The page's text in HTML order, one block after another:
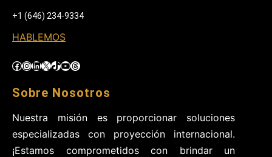
+1 (646) 234-9334
HABLEMOS
Facebook InstagramLinkedIn X TikTok YouTube Threads
Sobre Nosotros
Nuestra misión es proporcionar soluciones
especializadas con proyección internacional.
¡Estamos comprometidos con brindar un